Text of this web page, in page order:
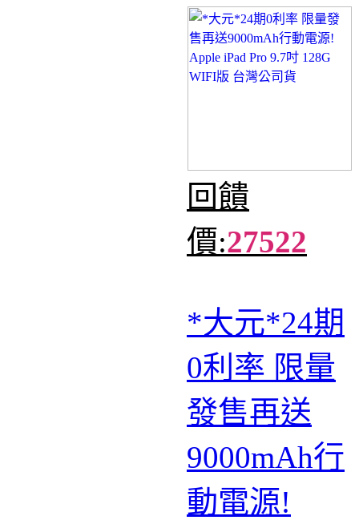
回饋
價:27522
*大元*24期
0利率 限量
發售再送
9000mAh行
動電源!